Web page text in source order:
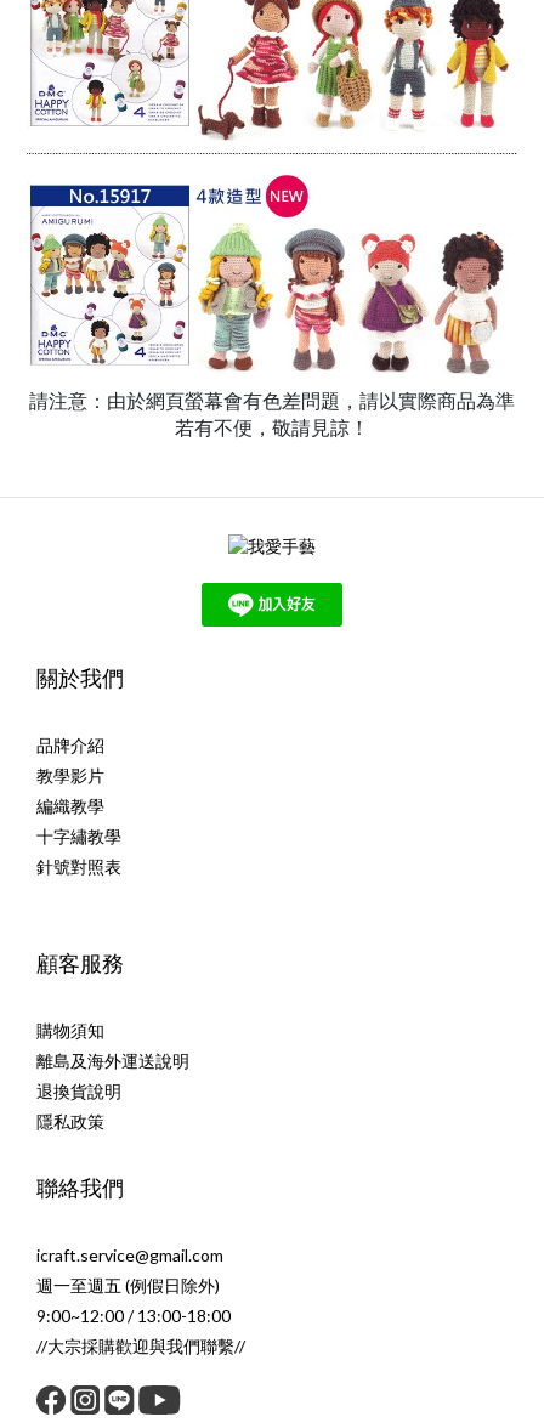
請注意：由於網頁螢幕會有色差問題，請以實際商品為準
若有不便，敬請見諒！
關於我們
品牌介紹
教學影片
編織教學
十字繡教學
針號對照表
顧客服務
購物須知
離島及海外運送說明
退換貨說明
隱私政策
聯絡我們
icraft.service@gmail.com
週一至週五 (例假日除外)
9:00~12:00 / 13:00-18:00
//大宗採購歡迎與我們聯繫//